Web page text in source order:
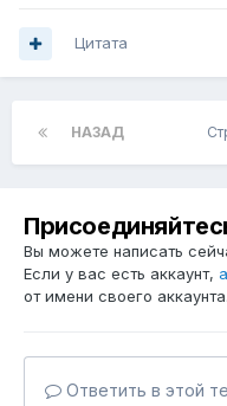
Цитата
НАЗАД
Вы можете написать
Если у вас есть аккаунт,
от имени своего аккаунта.
Ответить в этой